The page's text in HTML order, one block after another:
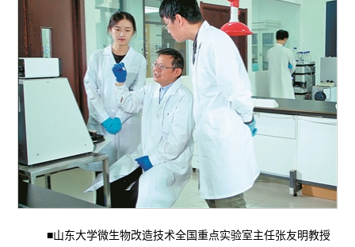
■山东大学微生物改造技术全国重点实验室主任张友明教授